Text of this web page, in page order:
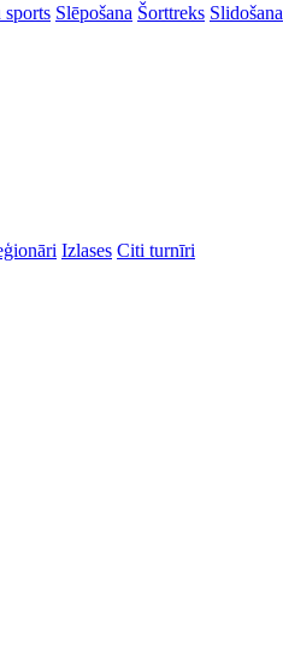
Slēpošana Šorttreks Slidošana
Izlases Citi turnīri